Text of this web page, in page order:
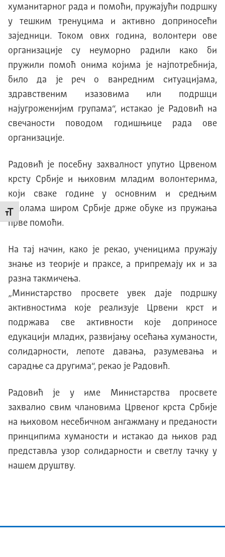
Промени величину слова
хуманитарног рада и помоћи, пружајући подршку
у тешким тренуцима и активно доприносећи
заједници. Током ових година, волонтери ове
организације су неуморно радили како би
пружили помоћ онима којима је најпотребнија,
било да је реч о ванредним ситуацијама,
здравственим изазовима или подршци
најугроженијим групама“, истакао је Радовић на
свечаности поводом годишњице рада ове
организације.
Радовић је посебну захвалност упутио Црвеном
крсту Србије и њиховим младим волонтерима,
који сваке године у основним и средњим
школама широм Србије држе обуке из пружања
прве помоћи.
На тај начин, како је рекао, ученицима пружају
знање из теорије и праксе, а припремају их и за
разна такмичења.
„Министарство просвете увек даје подршку
активностима које реализује Црвени крст и
подржава све активности које доприносе
едукацији младих, развијању осећања хуманости,
солидарности, лепоте давања, разумевања и
сарадње са другима“, рекао је Радовић.
Радовић је у име Министарства просвете
захвалио свим члановима Црвеног крста Србије
на њиховом несебичном ангажману и преданости
принципима хуманости и истакао да њихов рад
представља узор солидарности и светлу тачку у
нашем друштву.